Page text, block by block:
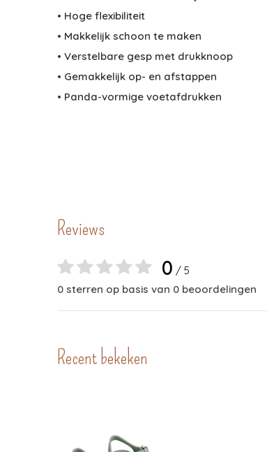
• Hoge flexibiliteit
• Makkelijk schoon te maken
• Verstelbare gesp met drukknoop
• Gemakkelijk op- en afstappen
• Panda-vormige voetafdrukken
Reviews
0 / 5
0 sterren op basis van 0 beoordelingen
Recent bekeken